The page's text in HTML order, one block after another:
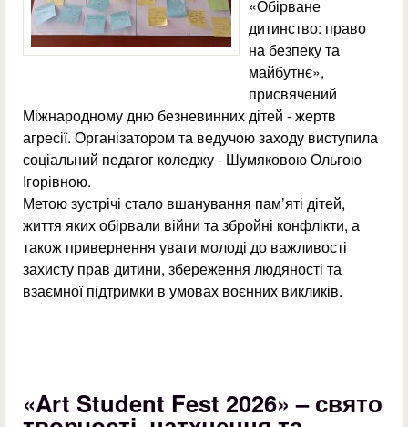
«Обірване
дитинство: право
на безпеку та
майбутнє»,
присвячений
Міжнародному дню безневинних дітей - жертв
агресії. Організатором та ведучою заходу виступила
соціальний педагог коледжу - Шумяковою Ольгою
Ігорівною.
Метою зустрічі стало вшанування пам’яті дітей,
життя яких обірвали війни та збройні конфлікти, а
також привернення уваги молоді до важливості
захисту прав дитини, збереження людяності та
взаємної підтримки в умовах воєнних викликів.
«Art Student Fest 2026» – свято